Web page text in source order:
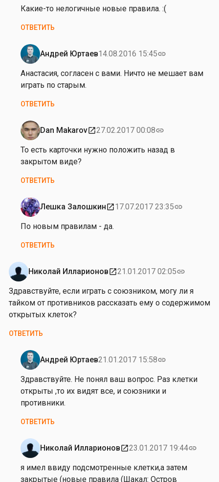
т
о
м
и
н
а
на
А
н
С
у
т
р
м
и
н
Какие-то нелогичные новые правила. :(
ОТВЕТИТЬ
Андрей Юртаев14.08.2016 15:45link
Ответ
на
от
н
а
С
у
т
о
м
и
н
Анастасия, согласен с вами. Ничто не мешает вам
играть по старым.
ОТВЕТИТЬ
Dan Makarovopen_in_new27.02.2017 00:08link
Ответ
на
от
н
а
С
у
т
р
м
и
н
а
То есть карточки нужно положить назад в
закрытом виде?
ОТВЕТИТЬ
Лешка Залошкинopen_in_new17.07.2017 23:35link
Ответ
на
А
н
а
С
у
т
о
м
и
н
а
По новым правилам - да.
ОТВЕТИТЬ
Николай Илларионовopen_in_new21.01.2017 02:05link
Здравствуйте, если играть с союзником, могу ли я
тайком от противников рассказать ему о содержимом
открытых клеток?
ОТВЕТИТЬ
Андрей Юртаев21.01.2017 15:58link
Ответ
на
от
Н
к
л
й
Здравствуйте. Не понял ваш вопрос. Раз клетки
открыты ,то их видят все, и союзники и
противники.
ОТВЕТИТЬ
Николай Илларионовopen_in_new23.01.2017 19:44link
Ответ
на
от
я имел ввиду подсмотренные клетки,а затем
закрытые (новые правила (Шакал: Остров